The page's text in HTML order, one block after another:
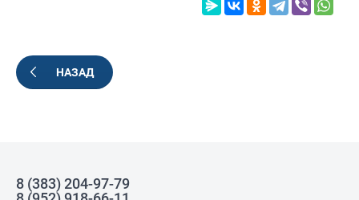
НАЗАД
8 (383) 204-97-79